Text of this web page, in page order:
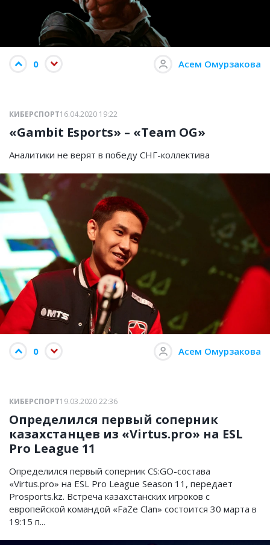
0 Асем Омурзакова
КИБЕРСПОРТ16.04.2020 19:22
«Gambit Esports» – «Team OG»
Аналитики не верят в победу СНГ-коллектива
0 Асем Омурзакова
КИБЕРСПОРТ19.03.2020 22:36
Определился первый соперник
казахстанцев из «Virtus.pro» на ESL
Pro League 11
Определился первый соперник CS:GO-состава
«Virtus.pro» на ESL Pro League Season 11, передает
Prosports.kz. Встреча казахстанских игроков с
европейской командой «FaZe Clan» состоится 30 марта в
19:15 п...